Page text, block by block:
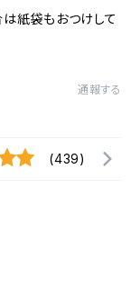
紙袋もおつけして
通報する
(439)